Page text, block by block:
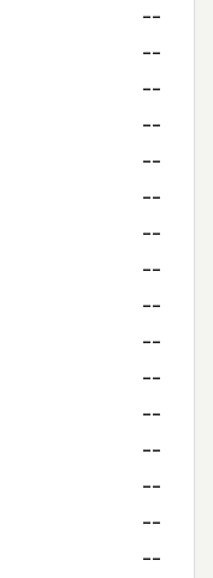
--
--
--
--
--
--
--
--
--
--
--
--
--
--
--
--